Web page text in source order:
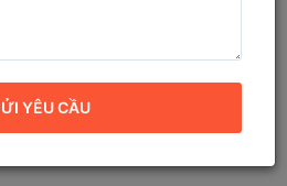
Phường Phạm Ngũ Lão, Quận 1,